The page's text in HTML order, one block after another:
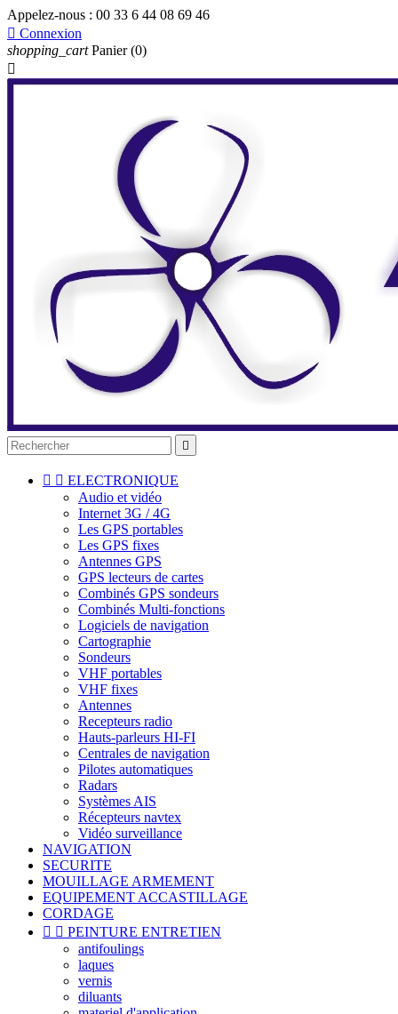
Appelez-nous : 00 33 6 44 08 69 46
 Connexion
shopping_cart Panier (0)


  ELECTRONIQUE
Audio et vidéo
Internet 3G / 4G
Les GPS portables
Les GPS fixes
Antennes GPS
GPS lecteurs de cartes
Combinés GPS sondeurs
Combinés Multi-fonctions
Logiciels de navigation
Cartographie
Sondeurs
VHF portables
VHF fixes
Antennes
Recepteurs radio
Hauts-parleurs HI-FI
Centrales de navigation
Pilotes automatiques
Radars
Systèmes AIS
Récepteurs navtex
Vidéo surveillance
NAVIGATION
SECURITE
MOUILLAGE ARMEMENT
EQUIPEMENT ACCASTILLAGE
CORDAGE
  PEINTURE ENTRETIEN
antifoulings
laques
vernis
diluants